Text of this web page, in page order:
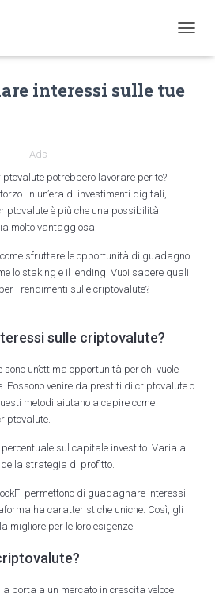
O
interessi sulle tue
Ads
potrebbero lavorare per te?
In un’era di investimenti digitali,
è più che una possibilità.
molto vantaggiosa.
sfruttare le opportunità di guadagno
lo staking e il lending. Vuoi sapere quali
i rendimenti sulle criptovalute?
sulle criptovalute?
un’ottima opportunità per chi vuole
Possono venire da prestiti di criptovalute o
metodi aiutano a capire come
sul capitale investito. Varia a
strategia di profitto.
permettono di guadagnare interessi
ha caratteristiche uniche. Così, gli
migliore per le loro esigenze.
porta a un mercato in crescita veloce.